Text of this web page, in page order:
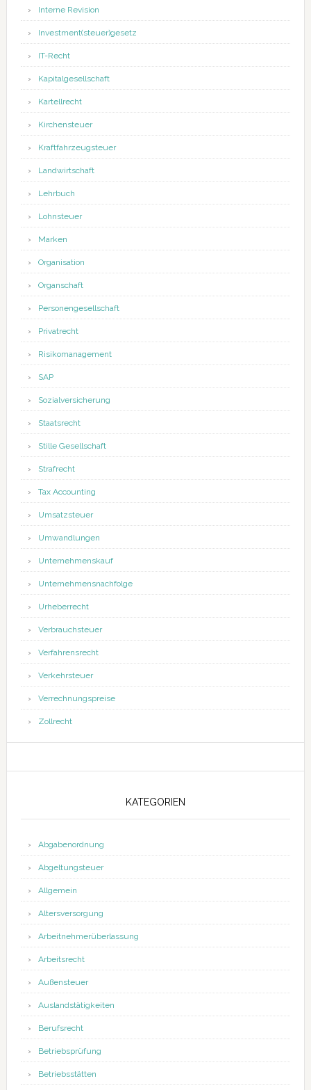
Interne Revision
Investment(steuer)gesetz
IT-Recht
Kapitalgesellschaft
Kartellrecht
Kirchensteuer
Kraftfahrzeugsteuer
Landwirtschaft
Lehrbuch
Lohnsteuer
Marken
Organisation
Organschaft
Personengesellschaft
Privatrecht
Risikomanagement
SAP
Sozialversicherung
Staatsrecht
Stille Gesellschaft
Strafrecht
Tax Accounting
Umsatzsteuer
Umwandlungen
Unternehmenskauf
Unternehmensnachfolge
Urheberrecht
Verbrauchsteuer
Verfahrensrecht
Verkehrsteuer
Verrechnungspreise
Zollrecht
KATEGORIEN
Abgabenordnung
Abgeltungsteuer
Allgemein
Altersversorgung
Arbeitnehmerüberlassung
Arbeitsrecht
Außensteuer
Auslandstätigkeiten
Berufsrecht
Betriebsprüfung
Betriebsstätten